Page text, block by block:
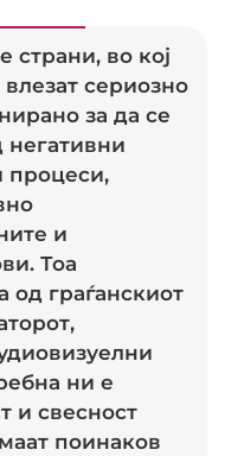
страни, во кој
сериозно
за да се
негативни
процеси,
и
Тоа
граѓанскиот
ни е
и свесност
поинаков